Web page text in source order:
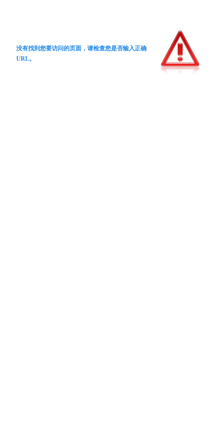
没有找到您要访问的页面，请检查您是否输入正确
URL。